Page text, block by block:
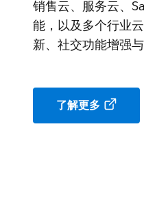
销售云、服务云、
能，以及多个行业
新、社交功能增强
了解更多